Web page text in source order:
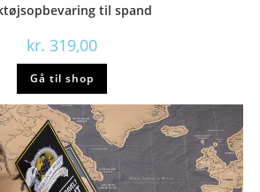
til spand
kr. 319,00
Gå til shop